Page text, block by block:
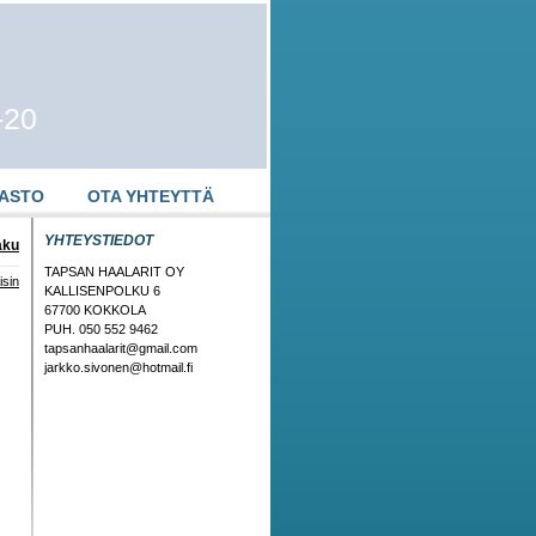
OTA YHTEYTTÄ
YHTEYSTIEDOT
TAPSAN HAALARIT OY
KALLISENPOLKU 6
67700 KOKKOLA
PUH. 050 552 9462
tapsanhaalarit@gmail.com
jarkko.sivonen@hotmail.fi